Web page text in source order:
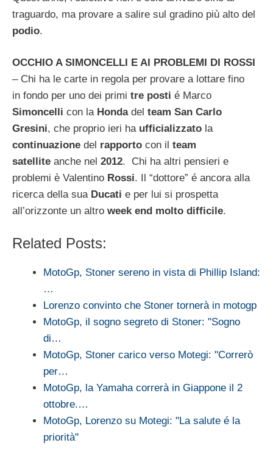
traguardo, ma provare a salire sul gradino più alto del
podio.
OCCHIO A SIMONCELLI E AI PROBLEMI DI ROSSI
– Chi ha le carte in regola per provare a lottare fino
in fondo per uno dei primi tre posti é Marco
Simoncelli con la Hondadel team San Carlo
Gresini, che proprio ieri ha ufficializzato la
continuazione del rapporto con il team
satellite anche nel 2012. Chi ha altri pensieri e
problemi è Valentino Rossi. Il “dottore” é ancora alla
ricerca della sua Ducati e per lui si prospetta
all’orizzonte un altro week end molto difficile.
Related Posts:
MotoGp, Stoner sereno in vista di Phillip Island:
…
Lorenzo convinto che Stoner tornerà in motogp
MotoGp, il sogno segreto di Stoner: "Sogno
di…
MotoGp, Stoner carico verso Motegi: "Correrò
per…
MotoGp, la Yamaha correrà in Giappone il 2
ottobre.…
MotoGp, Lorenzo su Motegi: "La salute é la
priorità"